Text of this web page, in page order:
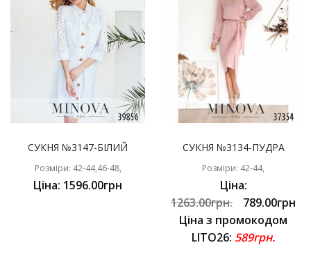
СУКНЯ №3147-БІЛИЙ
Розміри: 42-44,46-48,
Ціна: 1596.00грн
СУКНЯ №3134-ПУДРА
Розміри: 42-44,
Ціна:
1263.00грн.
789.00грн
Ціна з промокодом
LITO26: 589грн.